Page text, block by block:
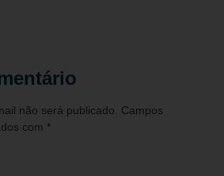
não será publicado.
Campos
com *